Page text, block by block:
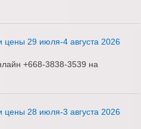
цены 29 июля-4 августа 2026
+668-3838-3539 на
цены 28 июля-3 августа 2026